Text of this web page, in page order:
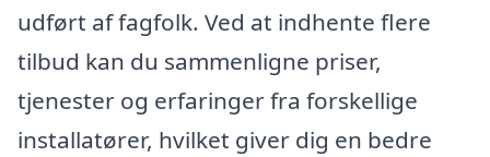
udført af fagfolk. Ved at indhente flere
tilbud kan du sammenligne priser,
tjenester og erfaringer fra forskellige
installatører, hvilket giver dig en bedre